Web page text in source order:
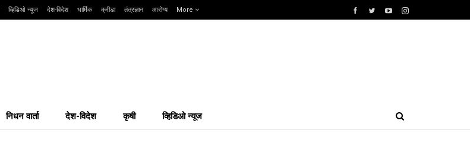
व्हिडिओ न्यूज देश-विदेश धार्मिक क्रीडा तंत्रज्ञान आरोग्य More
निधन वार्ता देश-विदेश कृषी व्हिडिओ न्यूज